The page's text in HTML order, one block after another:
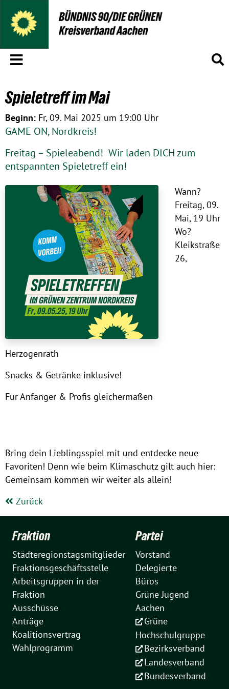
Menü
Spieletreff im Mai
Beginn: Fr, 09. Mai 2025 um 19:00 Uhr
GAME ON, Nordkreis!
Freitag = Spieleabend! Wir laden DICH zum
entspannten Spieletreff ein!
Wann?
Freitag, 09.
Mai, 19 Uhr
Wo?
Kleikstraße
26,
Herzogenrath
Snacks & Getränke inklusive!
Für Anfänger & Profis gleichermaßen
Bring dein Lieblingsspiel mit und entdecke neue
Favoriten! Denn wie beim Klimaschutz gilt auch hier:
Gemeinsam kommen wir weiter als allein!
Zurück
Fraktion
Städteregionstagsmitglieder
Fraktionsgeschäftsstelle
Arbeitsgruppen in der
Fraktion
Ausschüsse
Anträge
Koalitionsvertrag
Wahlprogramm
Partei
Vorstand
Delegierte
Büros
Grüne Jugend
Aachen
Grüne
Hochschulgruppe
Bezirksverband
Landesverband
Bundesverband